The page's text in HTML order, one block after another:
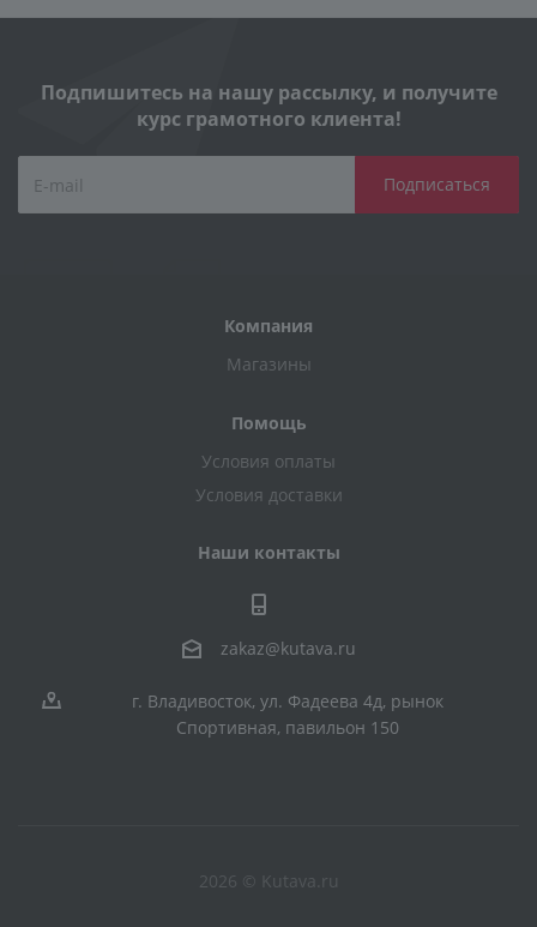
Подпишитесь на нашу рассылку, и получите
курс грамотного клиента!
Компания
Магазины
Помощь
Условия оплаты
Условия доставки
Наши контакты
zakaz@kutava.ru
г. Владивосток, ул. Фадеева 4д, рынок
Спортивная, павильон 150
2026 © Kutava.ru